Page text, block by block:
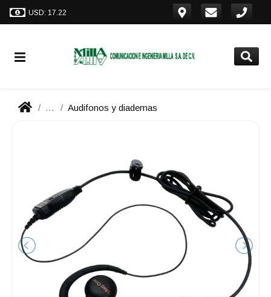
USD: 17.22
... Audifonos y diademas